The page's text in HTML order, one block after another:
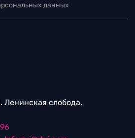
данных
Ленинская слобода,